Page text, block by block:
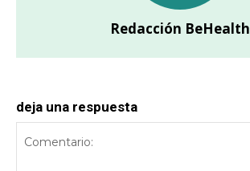
Redacción BeHealth
deja una respuesta